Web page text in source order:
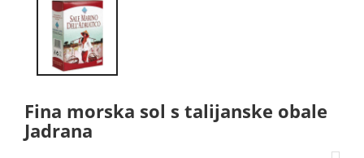
Fina morska sol s talijanske obale
Jadrana